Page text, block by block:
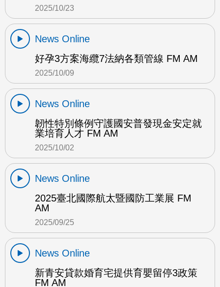
2025/10/23
News Online
好孕3方案海纜7法納各類管線 FM AM
2025/10/09
News Online
韌性特別條例守護國安普發現金安定就
業培育人才 FM AM
2025/10/02
News Online
2025臺北國際航太暨國防工業展 FM
AM
2025/09/25
News Online
新青安貸款婚育宅提供育嬰留停3政策
FM AM